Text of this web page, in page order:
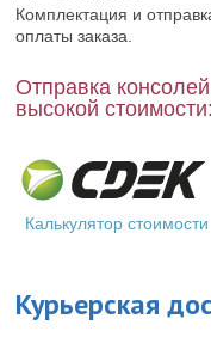
Комплектация и
оплаты заказа.
Отправка
высокой стоимости:
Калькулятор стоимости
Курьерская